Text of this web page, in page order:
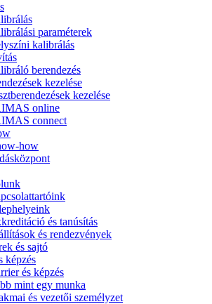
paraméterek
kalibrálás
berendezés
kezelése
kezelése
online
connect
how
és tanúsítás
és rendezvények
és sajtó
képzés
és képzés
mint egy munka
és vezetői személyzet